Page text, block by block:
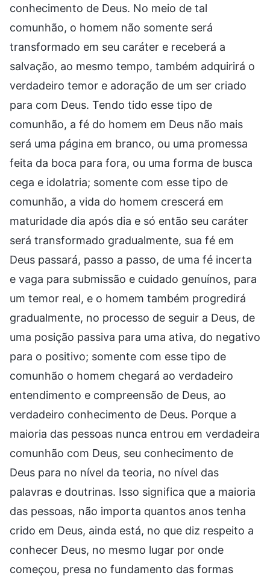
conhecimento de Deus. No meio de tal
comunhão, o homem não somente será
transformado em seu caráter e receberá a
salvação, ao mesmo tempo, também adquirirá o
verdadeiro temor e adoração de um ser criado
para com Deus. Tendo tido esse tipo de
comunhão, a fé do homem em Deus não mais
será uma página em branco, ou uma promessa
feita da boca para fora, ou uma forma de busca
cega e idolatria; somente com esse tipo de
comunhão, a vida do homem crescerá em
maturidade dia após dia e só então seu caráter
será transformado gradualmente, sua fé em
Deus passará, passo a passo, de uma fé incerta
e vaga para submissão e cuidado genuínos, para
um temor real, e o homem também progredirá
gradualmente, no processo de seguir a Deus, de
uma posição passiva para uma ativa, do negativo
para o positivo; somente com esse tipo de
comunhão o homem chegará ao verdadeiro
entendimento e compreensão de Deus, ao
verdadeiro conhecimento de Deus. Porque a
maioria das pessoas nunca entrou em verdadeira
comunhão com Deus, seu conhecimento de
Deus para no nível da teoria, no nível das
palavras e doutrinas. Isso significa que a maioria
das pessoas, não importa quantos anos tenha
crido em Deus, ainda está, no que diz respeito a
conhecer Deus, no mesmo lugar por onde
começou, presa no fundamento das formas